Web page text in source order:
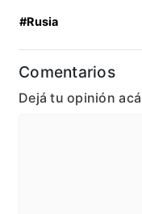
#Rusia
Comentarios
Dejá tu opinión